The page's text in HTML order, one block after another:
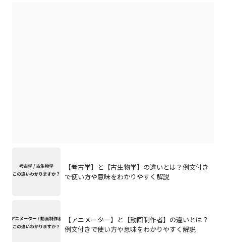
【考古学】と【古生物学】の違いとは？例文付き
で使い方や意味をわかりやすく解説
【アニメーター】と【動画制作者】の違いとは？
例文付きで使い方や意味をわかりやすく解説